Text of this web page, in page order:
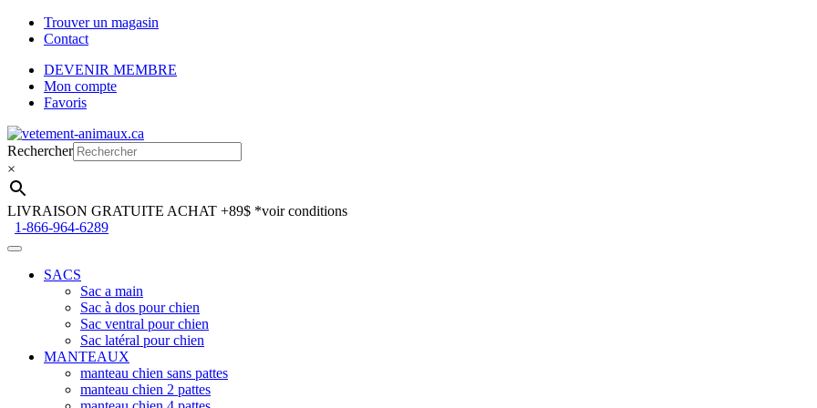
Trouver un magasin
Contact
DEVENIR MEMBRE
Mon compte
Favoris
Aller
à
la
navigation
Aller
au
contenu
Rechercher
×
LIVRAISON GRATUITE ACHAT +89$ *voir conditions
1-866-964-6289
SACS
Sac a main
Sac à dos pour chien
Sac ventral pour chien
Sac latéral pour chien
MANTEAUX
manteau chien sans pattes
manteau chien 2 pattes